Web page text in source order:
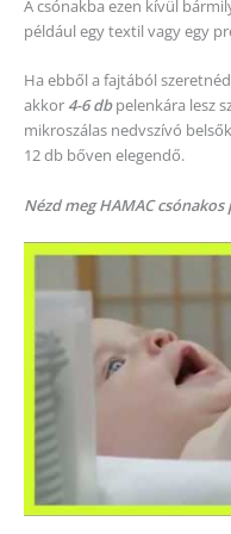
A csónakba ezen kívül
például egy textil vagy egy
Ha ebből a fajtából
akkor 4-6 db pelenkára lesz
mikroszálas nedvszívó
12 db bőven elegendő.
Nézd meg HAMAC